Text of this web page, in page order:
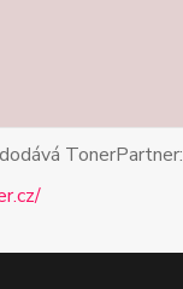
TonerPartner: